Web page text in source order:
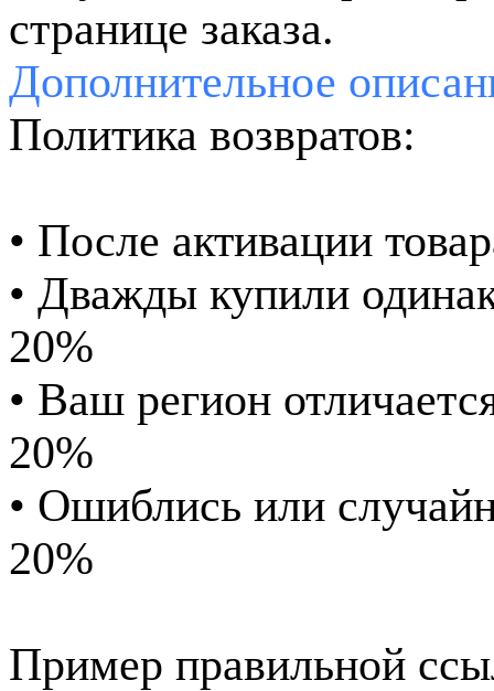
странице заказа.
Дополнительное
Политика возвратов:
• После активации
• Дважды купили
20%
• Ваш регион
20%
• Ошиблись или
20%
Пример правильной